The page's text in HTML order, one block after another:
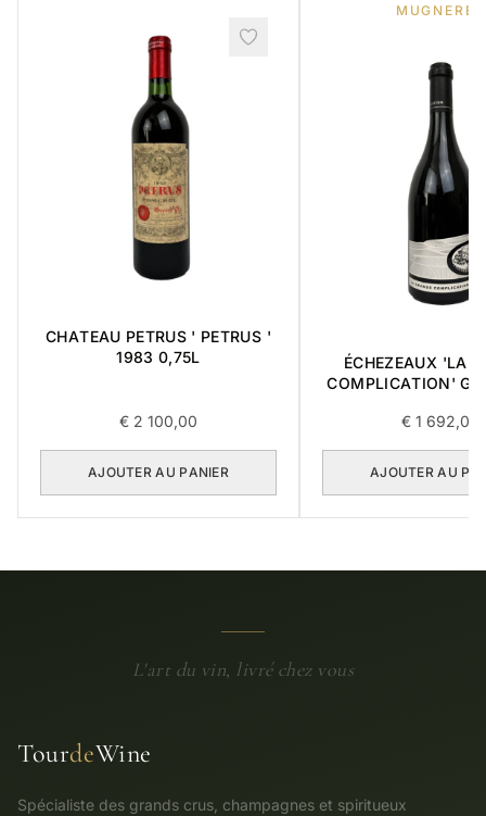
CHATEAU PETRUS ' PETRUS '
1983 0,75L
€ 2 100,00
AJOUTER AU PANIER
MUGNERET
ÉCHEZEAUX 'LA
COMPLICATION'
ARTICLES
€ 1 692,00
AJOUTER AU
L'art du vin, livré chez vous
TourdeWine
Spécialiste des grands crus, champagnes et spiritueux